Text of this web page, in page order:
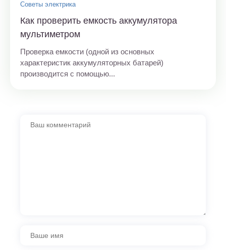
Советы электрика
Как проверить емкость аккумулятора
мультиметром
Проверка емкости (одной из основных
характеристик аккумуляторных батарей)
производится с помощью...